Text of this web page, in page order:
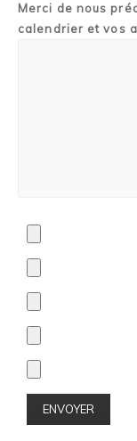
Merci de nous
calendrier et vos